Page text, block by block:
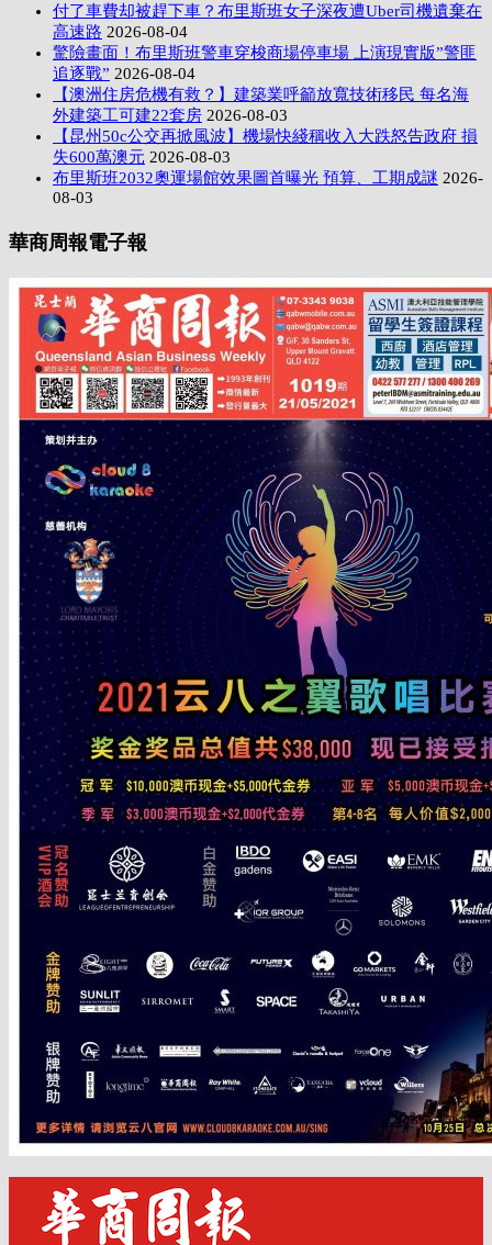
付了車費却被趕下車？布里斯班女子深夜遭Uber司機遺棄在
高速路 2026-08-04
驚險畫面！布里斯班警車穿梭商場停車場 上演現實版”警匪
追逐戰” 2026-08-04
【澳洲住房危機有救？】建築業呼籲放寬技術移民 每名海
外建築工可建22套房 2026-08-03
【昆州50c公交再掀風波】機場快綫稱收入大跌怒告政府 損
失600萬澳元 2026-08-03
布里斯班2032奧運場館效果圖首曝光 預算、工期成謎 2026-
08-03
華商周報電子報